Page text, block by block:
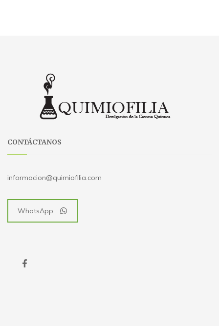
CONTÁCTANOS
informacion@quimiofilia.com
WhatsApp